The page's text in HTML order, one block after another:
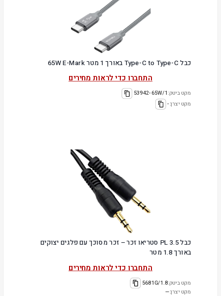
כבל Type-C to Type-C באורך 1 מטר 65W E-Mark
התחברו כדי לראות מחירים
מקט ביטק:53942-65W/1
מקט יצרן:-
כבל PL 3.5 סטריאו זכר – זכר מסוכך עם פלגים יצוקים
באורך 1.8 מטר
התחברו כדי לראות מחירים
מקט ביטק:5681G/1.8
מקט יצרן:—